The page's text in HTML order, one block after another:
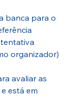
banca para o
organizador)
avaliar as
está em